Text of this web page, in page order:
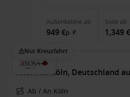
Außenkabine ab
949 €p. P.
Suite ab
1,349 €
Nur Kreuzfahrt
Rhein ab Köln, Deutschland
Ab / An Köln